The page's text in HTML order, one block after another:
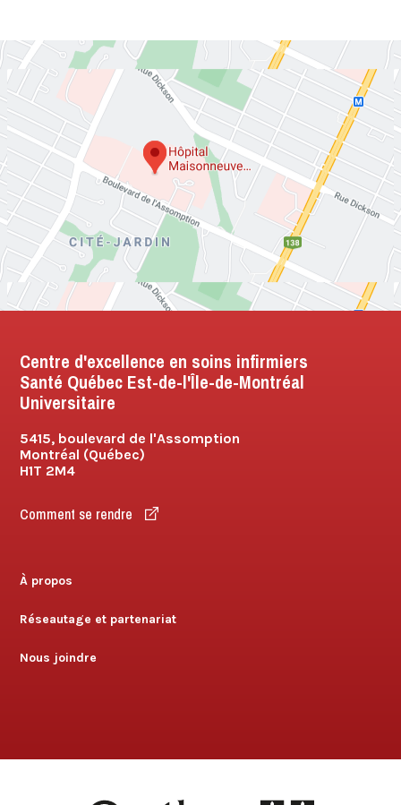
Centre d'excellence en soins infirmiers
Santé Québec Est-de-l'Île-de-Montréal
Universitaire
5415, boulevard de l'Assomption
Montréal (Québec)
H1T 2M4
Comment se rendre
À propos
Réseautage et partenariat
Nous joindre